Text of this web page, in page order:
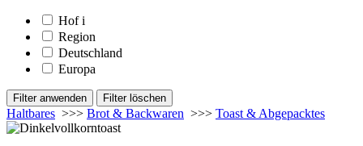
Hof i
Region
Deutschland
Europa
Haltbares >>> Brot & Backwaren >>> Toast & Abgepacktes